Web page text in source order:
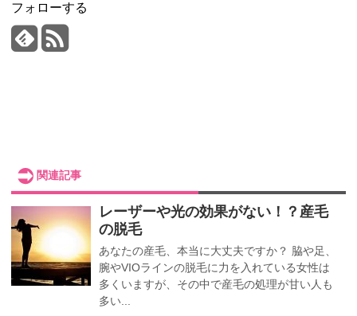
フォローする
関連記事
レーザーや光の効果がない！？産毛
の脱毛
あなたの産毛、本当に大丈夫ですか？ 脇や足、
腕やVIOラインの脱毛に力を入れている女性は
多くいますが、その中で産毛の処理が甘い人も
多い...